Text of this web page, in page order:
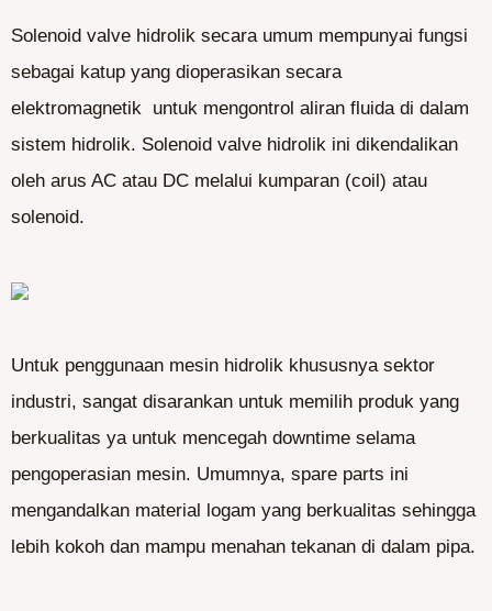
Solenoid valve hidrolik secara umum mempunyai fungsi
sebagai katup yang dioperasikan secara
elektromagnetik untuk mengontrol aliran fluida di dalam
sistem hidrolik. Solenoid valve hidrolik ini dikendalikan
oleh arus AC atau DC melalui kumparan (coil) atau
solenoid.
Untuk penggunaan mesin hidrolik khususnya sektor
industri, sangat disarankan untuk memilih produk yang
berkualitas ya untuk mencegah downtime selama
pengoperasian mesin. Umumnya, spare parts ini
mengandalkan material logam yang berkualitas sehingga
lebih kokoh dan mampu menahan tekanan di dalam pipa.